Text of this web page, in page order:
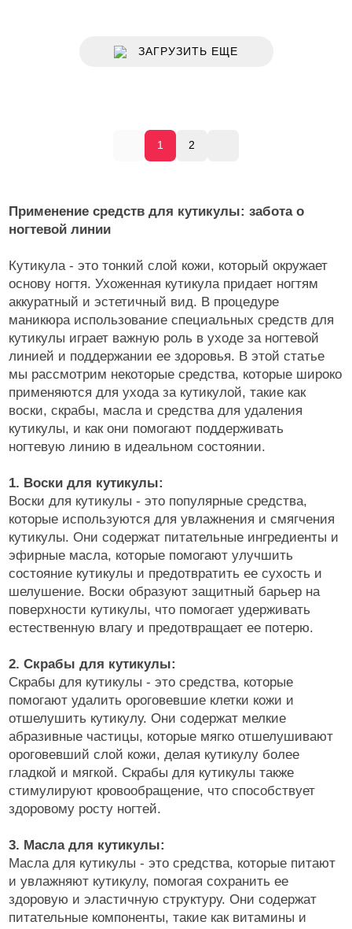
ЗАГРУЗИТЬ ЕЩЕ
1 2
Применение средств для кутикулы: забота о
ногтевой линии
Кутикула - это тонкий слой кожи, который окружает
основу ногтя. Ухоженная кутикула придает ногтям
аккуратный и эстетичный вид. В процедуре
маникюра использование специальных средств для
кутикулы играет важную роль в уходе за ногтевой
линией и поддержании ее здоровья. В этой статье
мы рассмотрим некоторые средства, которые широко
применяются для ухода за кутикулой, такие как
воски, скрабы, масла и средства для удаления
кутикулы, и как они помогают поддерживать
ногтевую линию в идеальном состоянии.
1. Воски для кутикулы:
Воски для кутикулы - это популярные средства,
которые используются для увлажнения и смягчения
кутикулы. Они содержат питательные ингредиенты и
эфирные масла, которые помогают улучшить
состояние кутикулы и предотвратить ее сухость и
шелушение. Воски образуют защитный барьер на
поверхности кутикулы, что помогает удерживать
естественную влагу и предотвращает ее потерю.
2. Скрабы для кутикулы:
Скрабы для кутикулы - это средства, которые
помогают удалить ороговевшие клетки кожи и
отшелушить кутикулу. Они содержат мелкие
абразивные частицы, которые мягко отшелушивают
ороговевший слой кожи, делая кутикулу более
гладкой и мягкой. Скрабы для кутикулы также
стимулируют кровообращение, что способствует
здоровому росту ногтей.
3. Масла для кутикулы:
Масла для кутикулы - это средства, которые питают
и увлажняют кутикулу, помогая сохранить ее
здоровую и эластичную структуру. Они содержат
питательные компоненты, такие как витамины и